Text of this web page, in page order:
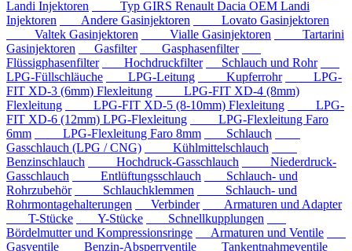
Landi Injektoren
Typ GIRS Renault Dacia OEM Landi
Injektoren
Andere Gasinjektoren
Lovato Gasinjektoren
Valtek Gasinjektoren
Vialle Gasinjektoren
Tartarini
Gasinjektoren
Gasfilter
Gasphasenfilter
Flüssigphasenfilter
Hochdruckfilter
Schlauch und Rohr
LPG-Füllschläuche
LPG-Leitung Kupferrohr
LPG-
FIT XD-3 (6mm) Flexleitung
LPG-FIT XD-4 (8mm)
Flexleitung
LPG-FIT XD-5 (8-10mm) Flexleitung
LPG-
FIT XD-6 (12mm) LPG-Flexleitung
LPG-Flexleitung Faro
6mm
LPG-Flexleitung Faro 8mm
Schlauch
Gasschlauch (LPG / CNG)
Kühlmittelschlauch
Benzinschlauch
Hochdruck-Gasschlauch
Niederdruck-
Gasschlauch
Entlüftungsschlauch
Schlauch- und
Rohrzubehör
Schlauchklemmen
Schlauch- und
Rohrmontagehalterungen
Verbinder
Armaturen und Adapter
T-Stücke
Y-Stücke
Schnellkupplungen
Bördelmutter und Kompressionsringe
Armaturen und Ventile
Gasventile
Benzin-Absperrventile
Tankentnahmeventile